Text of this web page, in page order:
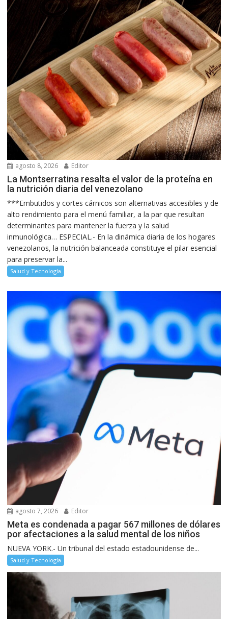
agosto 8, 2026 Editor
La Montserratina resalta el valor de la proteína en
la nutrición diaria del venezolano
***Embutidos y cortes cárnicos son alternativas accesibles y de
alto rendimiento para el menú familiar, a la par que resultan
determinantes para mantener la fuerza y la salud
inmunológica… ESPECIAL.- En la dinámica diaria de los hogares
venezolanos, la nutrición balanceada constituye el pilar esencial
para preservar la...
Salud y Tecnología
agosto 7, 2026 Editor
Meta es condenada a pagar 567 millones de dólares
por afectaciones a la salud mental de los niños
NUEVA YORK.- Un tribunal del estado estadounidense de...
Salud y Tecnología